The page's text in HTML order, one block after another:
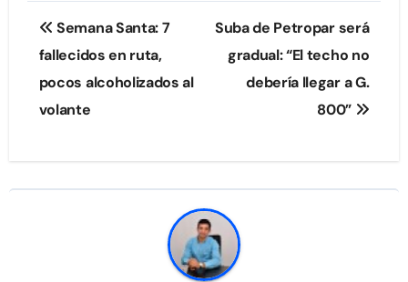
Navegación
de
entradas
Semana Santa: 7
fallecidos en ruta,
pocos alcoholizados al
volante
Suba de Petropar será
gradual: “El techo no
debería llegar a G.
800”